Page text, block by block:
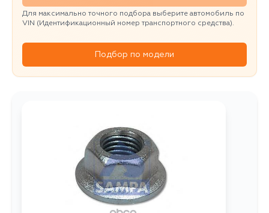
Для максимально точного подбора выберите автомобиль по
VIN (Идентификационный номер транспортного средства).
Подбор по модели